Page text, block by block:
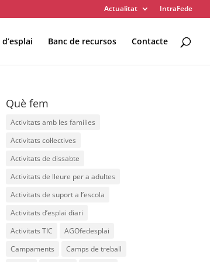
Actualitat IntraFede
Banc de recursos Contacte
Què fem
Activitats amb les famílies
Activitats col·lectives
Activitats de dissabte
Activitats de lleure per a adultes
Activitats de suport a l’escola
Activitats d’esplai diari
Activitats TIC
AGOfedesplai
Campaments
Camps de treball
FORMACIÓ
TERCER SECTOR
voluntariat
amb nosaltres